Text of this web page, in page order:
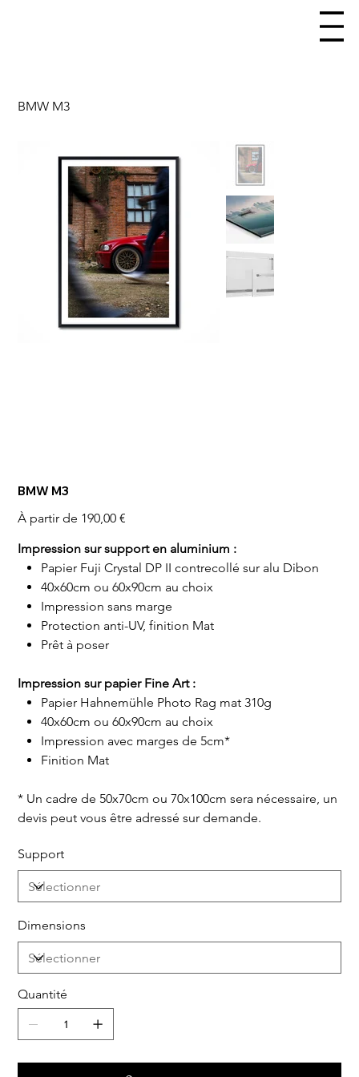
BMW M3
BMW M3
À partir de 190,00 €
Impression sur support en aluminium :
Papier Fuji Crystal DP II contrecollé sur alu Dibon
40x60cm ou 60x90cm au choix
Impression sans marge
Protection anti-UV, finition Mat
Prêt à poser
Impression sur papier Fine Art :
Papier Hahnemühle Photo Rag mat 310g
40x60cm ou 60x90cm au choix
Impression avec marges de 5cm*
Finition Mat
* Un cadre de 50x70cm ou 70x100cm sera nécessaire, un
devis peut vous être adressé sur demande.
Support
Dimensions
Quantité